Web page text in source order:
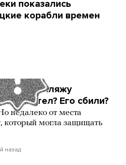
показались
корабли времен
по пляжу
он летел? Его сбили?
недалеко от места
который могла защищать
назад